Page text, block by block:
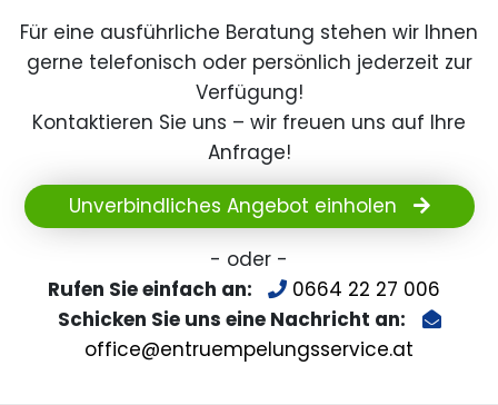
Für eine ausführliche Beratung stehen wir Ihnen
gerne telefonisch oder persönlich jederzeit zur
Verfügung!
Kontaktieren Sie uns – wir freuen uns auf Ihre
Anfrage!
Unverbindliches Angebot einholen
- oder -
Rufen Sie einfach an:
0664 22 27 006
Schicken Sie uns eine Nachricht an:
office@entruempelungsservice.at